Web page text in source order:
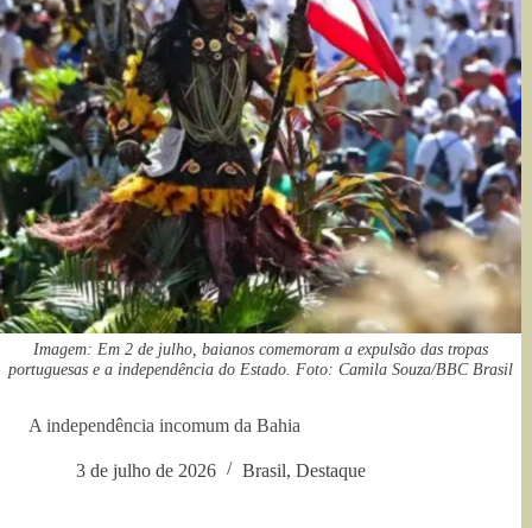
Imagem: Em 2 de julho, baianos comemoram a expulsão das tropas
portuguesas e a independência do Estado. Foto: Camila Souza/BBC Brasil
A independência incomum da Bahia
3 de julho de 2026 Brasil, Destaque